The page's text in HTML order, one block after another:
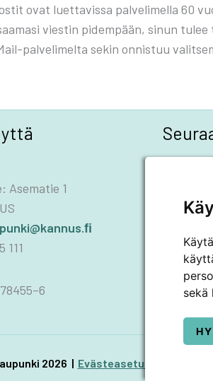
sekä
ovat luet­ta­vis­sa pal­ve­li­mel­la 60
vies­tin pidem­pään, sinun
pal­ve­li­mel­ta sekin onnis­tuu
Asematie 1
111
2026 | Evästeasetukset